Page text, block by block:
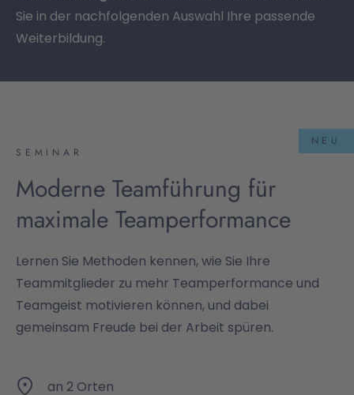
Sie in der nachfolgenden Auswahl Ihre passende
Weiterbildung.
SEMINAR
Moderne Teamführung für
maximale Teamperformance
NEU
Lernen Sie Methoden kennen, wie Sie Ihre
Teammitglieder zu mehr Teamperformance und
Teamgeist motivieren können, und dabei
gemeinsam Freude bei der Arbeit spüren.
an 2 Orten